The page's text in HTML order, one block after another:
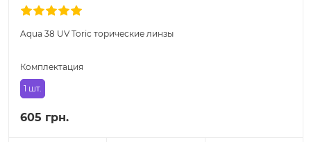
Aqua 38 UV Toric торические линзы
Комплектация
1 шт.
605 грн.